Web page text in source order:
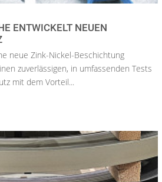
ENTWICKELT NEUEN
neue Zink-Nickel-Beschichtung
zuverlässigen, in umfassenden Tests
mit dem Vorteil...